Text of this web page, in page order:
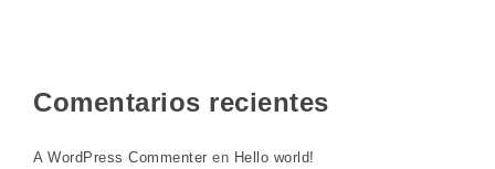
Comentarios recientes
A WordPress Commenter en Hello world!